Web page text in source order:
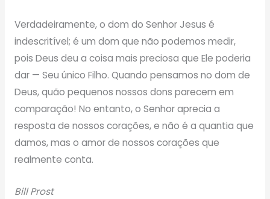
Verdadeiramente, o dom do Senhor Jesus é
indescritível; é um dom que não podemos medir,
pois Deus deu a coisa mais preciosa que Ele poderia
dar — Seu único Filho. Quando pensamos no dom de
Deus, quão pequenos nossos dons parecem em
comparação! No entanto, o Senhor aprecia a
resposta de nossos corações, e não é a quantia que
damos, mas o amor de nossos corações que
realmente conta.
Bill Prost